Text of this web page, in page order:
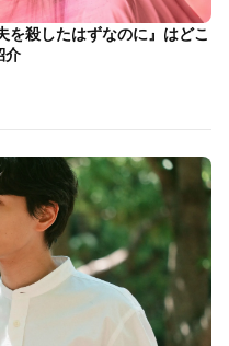
を殺したはずなのに』はどこ
介